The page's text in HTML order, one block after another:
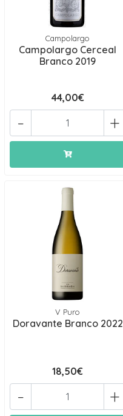
Campolargo
Campolargo Cerceal
Branco 2019
44,00€
+
-
V Puro
Doravante Branco 2022
18,50€
+
-